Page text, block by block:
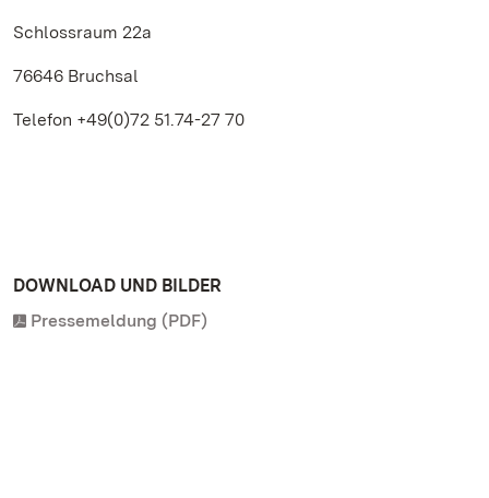
Schlossraum 22a
76646 Bruchsal
Telefon +49(0)72 51.74-27 70
DOWNLOAD UND BILDER
Pressemeldung (PDF)